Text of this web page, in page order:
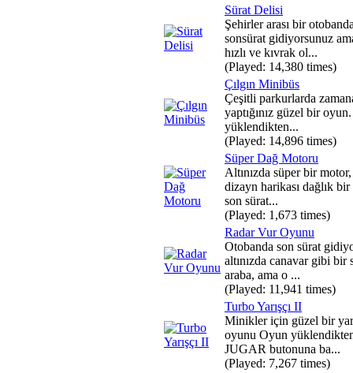
Sürat Delisi
Şehirler arası bir
sonsürat gidiyorsunuz
hızlı ve kıvrak ol...
(Played: 14,380 times)
Çılgın Minibüs
Çeşitli parkurlarda
yaptığınız güzel bir
yüklendikten...
(Played: 14,896 times)
Süper Dağ Motoru
Altınızda süper bir
dizayn harikası dağlık
son sürat...
(Played: 1,673 times)
Radar Vur Oyunu
Otobanda son sürat
altınızda canavar gibi bir
araba, ama o ...
(Played: 11,941 times)
Turbo Yarışçı II
Minikler için güzel bir
oyunu Oyun
JUGAR butonuna ba...
(Played: 7,267 times)